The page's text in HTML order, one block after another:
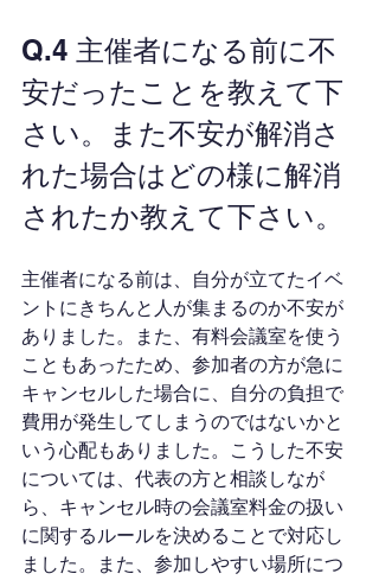
Q.4 主催者になる前に不
安だったことを教えて下
さい。また不安が解消さ
れた場合はどの様に解消
されたか教えて下さい。
主催者になる前は、自分が立てたイベ
ントにきちんと人が集まるのか不安が
ありました。また、有料会議室を使う
こともあったため、参加者の方が急に
キャンセルした場合に、自分の負担で
費用が発生してしまうのではないかと
いう心配もありました。こうした不安
については、代表の方と相談しなが
ら、キャンセル時の会議室料金の扱い
に関するルールを決めることで対応し
ました。また、参加しやすい場所につ